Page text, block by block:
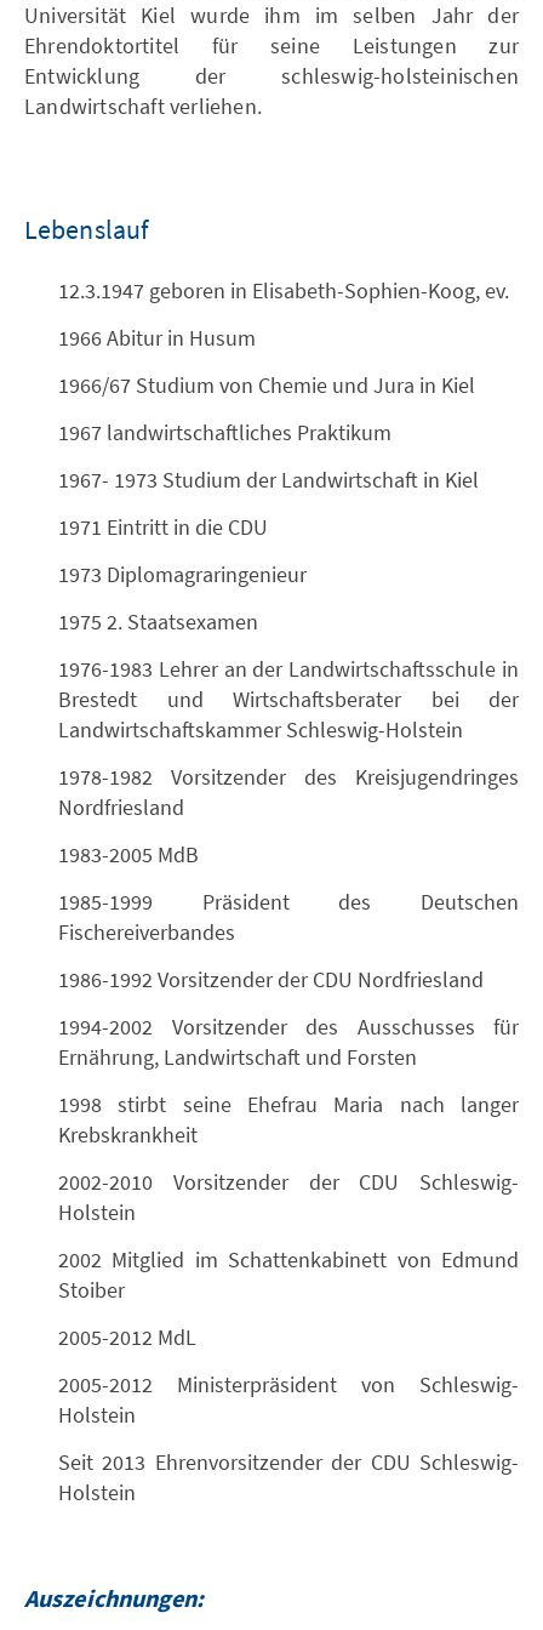
Universität Kiel wurde ihm im selben Jahr der
Ehrendoktortitel für seine Leistungen zur
Entwicklung der schleswig-holsteinischen
Landwirtschaft verliehen.
Lebenslauf
12.3.1947 geboren in Elisabeth-Sophien-Koog, ev.
1966 Abitur in Husum
1966/67 Studium von Chemie und Jura in Kiel
1967 landwirtschaftliches Praktikum
1967- 1973 Studium der Landwirtschaft in Kiel
1971 Eintritt in die CDU
1973 Diplomagraringenieur
1975 2. Staatsexamen
1976-1983 Lehrer an der Landwirtschaftsschule in
Brestedt und Wirtschaftsberater bei der
Landwirtschaftskammer Schleswig-Holstein
1978-1982 Vorsitzender des Kreisjugendringes
Nordfriesland
1983-2005 MdB
1985-1999 Präsident des Deutschen
Fischereiverbandes
1986-1992 Vorsitzender der CDU Nordfriesland
1994-2002 Vorsitzender des Ausschusses für
Ernährung, Landwirtschaft und Forsten
1998 stirbt seine Ehefrau Maria nach langer
Krebskrankheit
2002-2010 Vorsitzender der CDU Schleswig-
Holstein
2002 Mitglied im Schattenkabinett von Edmund
Stoiber
2005-2012 MdL
2005-2012 Ministerpräsident von Schleswig-
Holstein
Seit 2013 Ehrenvorsitzender der CDU Schleswig-
Holstein
Auszeichnungen: